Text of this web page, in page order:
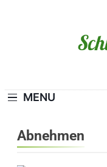
MENU
Abnehmen